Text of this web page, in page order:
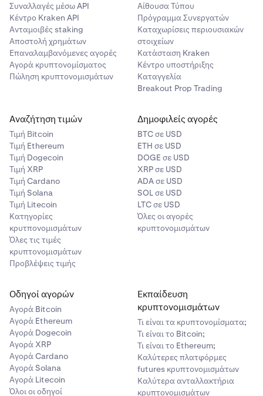
Συναλλαγές μέσω API
Κέντρο Kraken API
Ανταμοιβές staking
Αποστολή χρημάτων
Επαναλαμβανόμενες αγορές
Αγορά κρυπτονομίσματος
Πώληση κρυπτονομισμάτων
Αίθουσα Τύπου
Πρόγραμμα Συνεργατών
Καταχωρίσεις περιουσιακών
στοιχείων
Κατάσταση Kraken
Κέντρο υποστήριξης
Καταγγελία
Breakout Prop Trading
Αναζήτηση τιμών
Τιμή Βitcoin
Τιμή Ethereum
Τιμή Dogecoin
Τιμή XRP
Τιμή Cardano
Τιμή Solana
Τιμή Litecoin
Κατηγορίες
κρυτπονομισμάτων
Όλες τις τιμές
κρυπτονομισμάτων
Προβλέψεις τιμής
Δημοφιλείς αγορές
BTC σε USD
ETH σε USD
DOGE σε USD
XRP σε USD
ADA σε USD
SOL σε USD
LTC σε USD
Όλες οι αγορές
κρυπτονομισμάτων
Οδηγοί αγορών
Αγορά Bitcoin
Αγορά Ethereum
Αγορά Dogecoin
Αγορά XRP
Αγορά Cardano
Αγορά Solana
Αγορά Litecoin
Όλοι οι οδηγοί
Εκπαίδευση
κρυπτονομισμάτων
Τι είναι τα κρυπτονομίσματα;
Τι είναι το Bitcoin;
Τι είναι το Ethereum;
Καλύτερες πλατφόρμες
futures κρυπτονομισμάτων
Καλύτερα ανταλλακτήρια
κρυπτονομισμάτων